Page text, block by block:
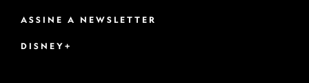
ASSINE A NEWSLETTER
DISNEY+